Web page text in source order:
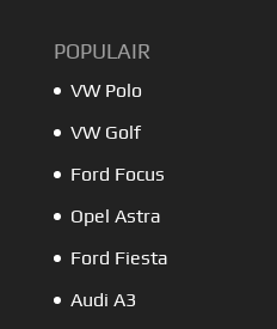
POPULAIR
VW Polo
VW Golf
Ford Focus
Opel Astra
Ford Fiesta
Audi A3